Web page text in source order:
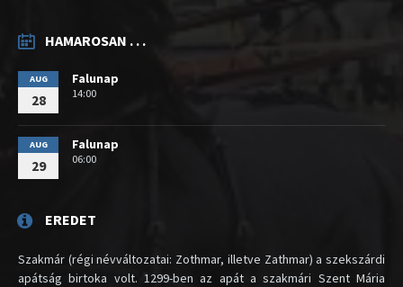
HAMAROSAN . . .
AUG
28
Falunap
14:00
AUG
29
Falunap
06:00
EREDET
Szakmár (régi névváltozatai: Zothmar, illetve Zathmar) a szekszárdi
apátság birtoka volt. 1299-ben az apát a szakmári Szent Mária